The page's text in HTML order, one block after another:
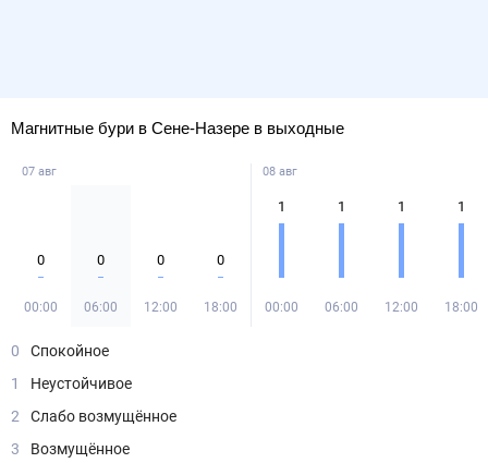
Магнитные бури в Сене-Назере в выходные
07 авг
0
00:00
0
06:00
0
12:00
0
18:00
08 авг
1
00:00
1
06:00
1
12:00
1
18:00
0
Спокойное
1
Неустойчивое
2
Слабо возмущённое
3
Возмущённое